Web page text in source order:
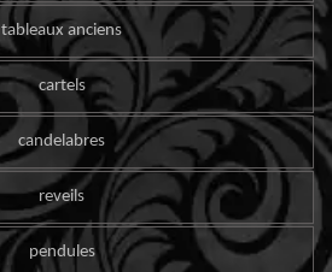
tableaux anciens
cartels
candelabres
reveils
pendules